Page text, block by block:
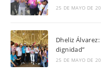
25 DE MAYO DE
Dheliz
dignidad”
25 DE MAYO DE